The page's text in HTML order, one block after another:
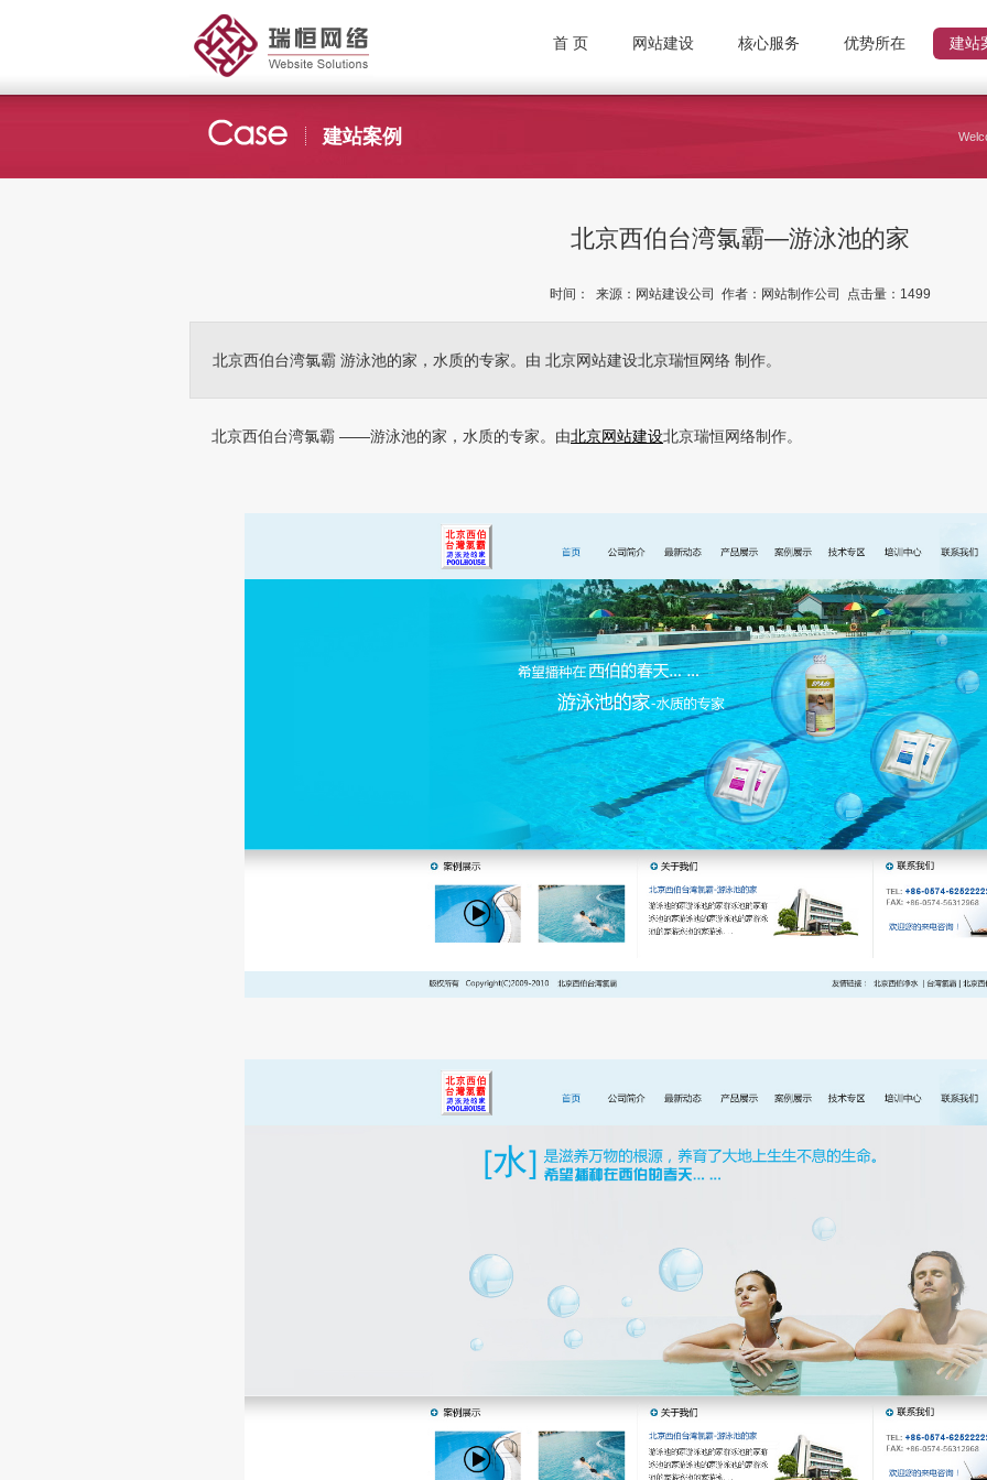
首 页 网站建设 核心服务 优势所在 建站
建站案例
北京西伯台湾氯霸—游泳池的家
时间： 来源：网站建设公司 作者：网站制作公司 点击量： 1499
北京西伯台湾氯霸 游泳池的家，水质的专家。由 北京网站建设北京瑞恒网络 制作。
北京西伯台湾氯霸 ——游泳池的家，水质的专家。由北京网站建设北京瑞恒网络制作。